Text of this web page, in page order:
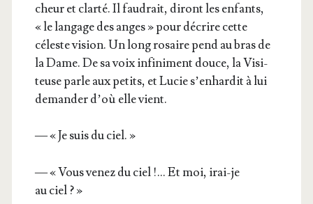
cheur et clar­té. Il fau­drait, diront les enfants,
« le lan­gage des anges » pour décrire cette
céleste vision. Un long rosaire pend au bras de
la Dame. De sa voix infi­ni­ment douce, la Visi­
teuse parle aux petits, et Lucie s’en­har­dit à lui
deman­der d’où elle vient.
— « Je suis du ciel. »
— « Vous venez du ciel !… Et moi, irai-je
au ciel ? »